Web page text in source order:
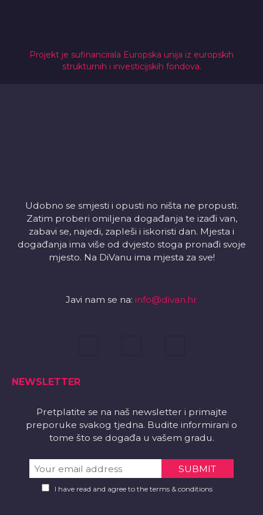
Projekt je sufinancirala Europska unija iz europskih
strukturnih i investicijskih fondova.
Udobno se smjesti i opusti no ništa ne propusti.
Zatim proberi omiljena događanja te izađi van,
zabavi se, najedi, zapleši i iskoristi dan. Mjesta i
događanja ima više od dvjesto stoga pronađi svoje
mjesto. Na DiVanu ima mjesta za sve!
Javi nam se na: info@divan.hr
NEWSLETTER
Pretplatite se na naš newsletter i primajte
preporuke svakog tjedna. Budite informirani o
tome što se događa u vašem gradu.
I have read and agree to the terms & conditions